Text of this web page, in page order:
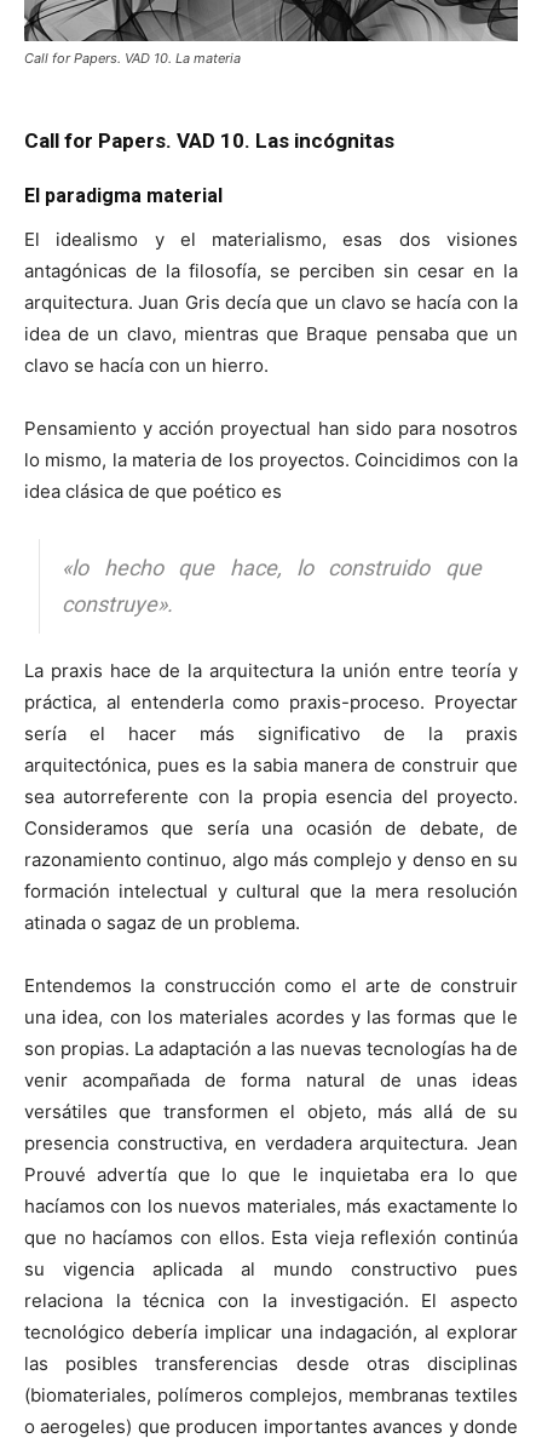
Call for Papers. VAD 10. La materia
Call for Papers. VAD 10. Las incógnitas
El paradigma material
El idealismo y el materialismo, esas dos visiones
antagónicas de la filosofía, se perciben sin cesar en la
arquitectura. Juan Gris decía que un clavo se hacía con la
idea de un clavo, mientras que Braque pensaba que un
clavo se hacía con un hierro.
Pensamiento y acción proyectual han sido para nosotros
lo mismo, la materia de los proyectos. Coincidimos con la
idea clásica de que poético es
«lo hecho que hace, lo construido que
construye».
La praxis hace de la arquitectura la unión entre teoría y
práctica, al entenderla como praxis-proceso. Proyectar
sería el hacer más significativo de la praxis
arquitectónica, pues es la sabia manera de construir que
sea autorreferente con la propia esencia del proyecto.
Consideramos que sería una ocasión de debate, de
razonamiento continuo, algo más complejo y denso en su
formación intelectual y cultural que la mera resolución
atinada o sagaz de un problema.
Entendemos la construcción como el arte de construir
una idea, con los materiales acordes y las formas que le
son propias. La adaptación a las nuevas tecnologías ha de
venir acompañada de forma natural de unas ideas
versátiles que transformen el objeto, más allá de su
presencia constructiva, en verdadera arquitectura. Jean
Prouvé advertía que lo que le inquietaba era lo que
hacíamos con los nuevos materiales, más exactamente lo
que no hacíamos con ellos. Esta vieja reflexión continúa
su vigencia aplicada al mundo constructivo pues
relaciona la técnica con la investigación. El aspecto
tecnológico debería implicar una indagación, al explorar
las posibles transferencias desde otras disciplinas
(biomateriales, polímeros complejos, membranas textiles
o aerogeles) que producen importantes avances y donde